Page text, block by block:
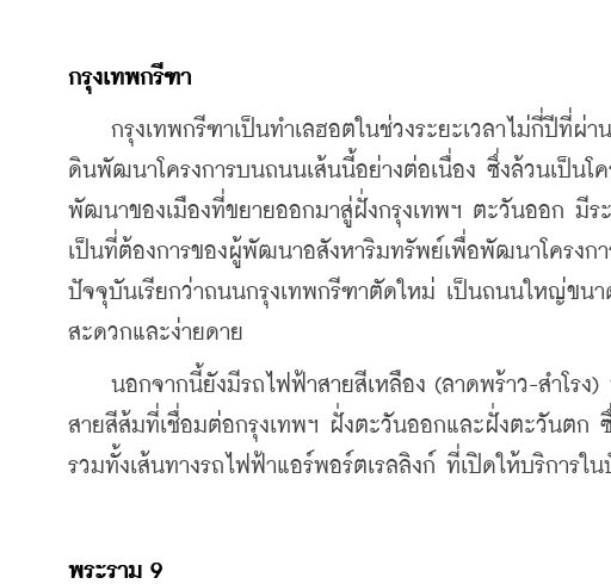
กรุงเทพกรีฑา
กรุงเทพกรีฑาเป็นทำเลฮอตในช่วงระยะเวลาไม่กี่ปีที่ผ่
ดินพัฒนาโครงการบนถนนเส้นนี้อย่างต่อเนื่อง ซึ่งล้วนเป็น
พัฒนาของเมืองที่ขยายออกมาสู่ฝั่งกรุงเทพฯ ตะวันออก มี
เป็นที่ต้องการของผู้พัฒนาอสังหาริมทรัพย์เพื่อพัฒนาโครงก
ปัจจุบันเรียกว่าถนนกรุงเทพกรีฑาตัดใหม่ เป็นถนนใหญ่ขน
สะดวกและง่ายดาย
นอกจากนี้ยังมีรถไฟฟ้าสายสีเหลือง (ลาดพร้าว-สำโรง)
สายสีส้มที่เชื่อมต่อกรุงเทพฯ ฝั่งตะวันออกและฝั่งตะวันตก
รวมทั้งเส้นทางรถไฟฟ้าแอร์พอร์ตเรลลิงก์ ที่เปิดให้บริการใ
พระราม 9